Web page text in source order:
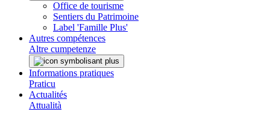
Office de tourisme
Sentiers du Patrimoine
Label 'Famille Plus'
Autres compétences
Altre cumpetenze
Informations pratiques
Praticu
Actualités
Attualità